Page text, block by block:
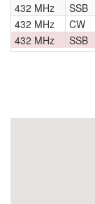
432 MHz
SSB
432 MHz
CW
432 MHz
SSB